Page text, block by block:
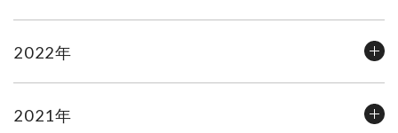
2022年
2021年